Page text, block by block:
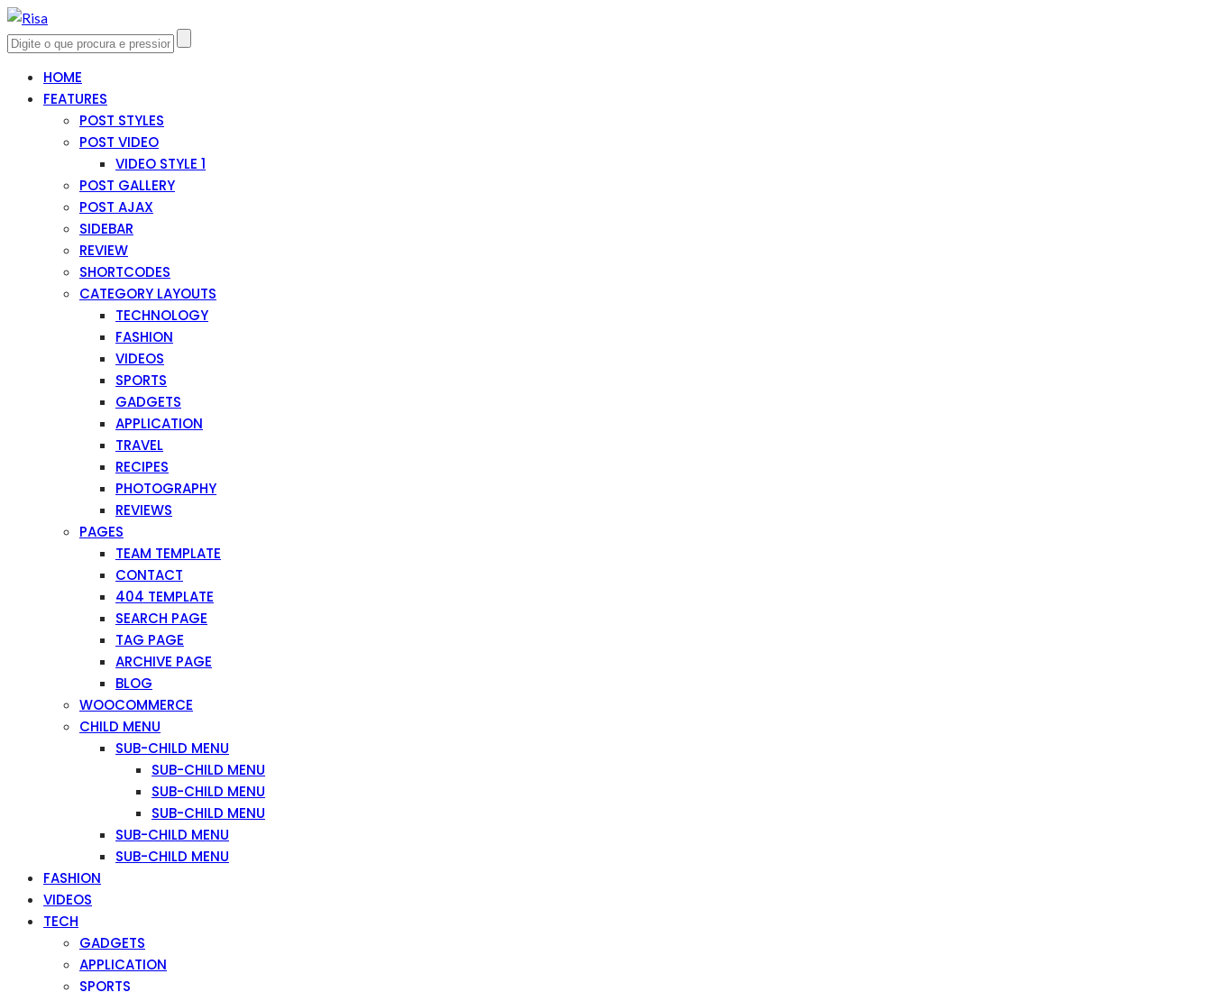
HOME
FEATURES
POST STYLES
POST VIDEO
VIDEO STYLE 1
POST GALLERY
POST AJAX
SIDEBAR
REVIEW
SHORTCODES
CATEGORY LAYOUTS
TECHNOLOGY
FASHION
VIDEOS
SPORTS
GADGETS
APPLICATION
TRAVEL
RECIPES
PHOTOGRAPHY
REVIEWS
PAGES
TEAM TEMPLATE
CONTACT
404 TEMPLATE
SEARCH PAGE
TAG PAGE
ARCHIVE PAGE
BLOG
WOOCOMMERCE
CHILD MENU
SUB-CHILD MENU
SUB-CHILD MENU
SUB-CHILD MENU
SUB-CHILD MENU
SUB-CHILD MENU
SUB-CHILD MENU
FASHION
VIDEOS
TECH
GADGETS
APPLICATION
SPORTS